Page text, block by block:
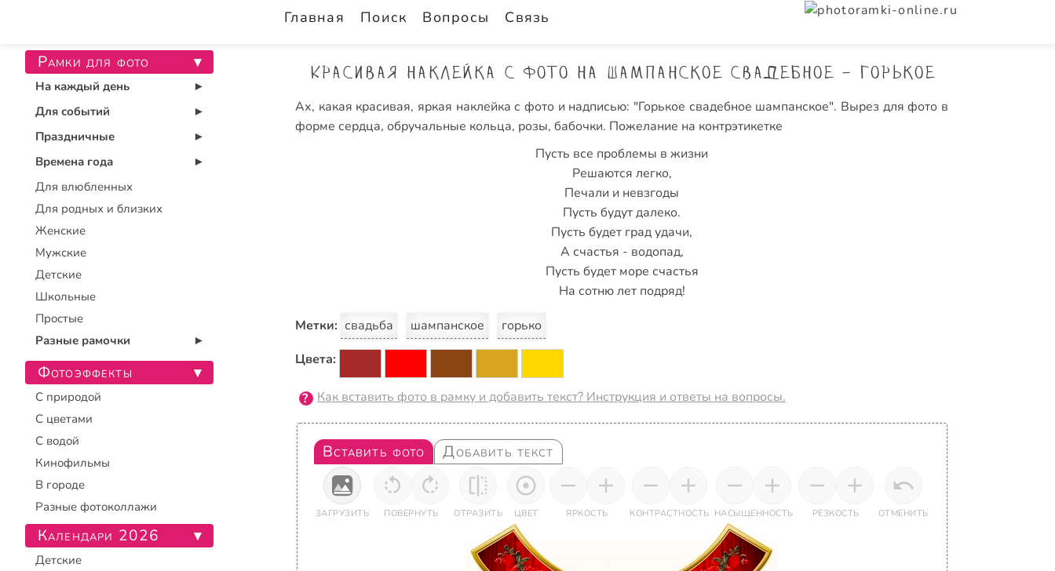
Главная Поиск Вопросы Связь
Красивая наклейка с фото на шампанское свадебное - Горькое
Ах, какая красивая, яркая наклейка с фото и надписью: "Горькое свадебное шампанское". Вырез для фото в
форме сердца, обручальные кольца, розы, бабочки. Пожелание на контрэтикетке
Пусть все проблемы в жизни
Решаются легко,
Печали и невзгоды
Пусть будут далеко.
Пусть будет град удачи,
А счастья - водопад,
Пусть будет море счастья
На сотню лет подряд!
Метки: свадьба шампанское
горько
Цвета:
Как вставить фото в рамку и добавить текст? Инструкция и ответы на вопросы.
Вставить фото Добавить текст
ЗАГРУЗИТЬ ПОВЕРНУТЬ ОТРАЗИТЬ ЦВЕТ ЯРКОСТЬ КОНТРАСТНОСТЬ НАСЫЩЕННОСТЬ РЕЗКОСТЬ ОТМЕНИТЬ
Рамки для фото ▾
На каждый день ▾
Для событий ▾
Праздничные ▾
Времена года ▾
Для влюбленных
Для родных и близких
Женские
Мужские
Детские
Школьные
Простые
Разные рамочки
▾
Фотоэффекты ▾
С природой
С цветами
С водой
Кинофильмы
В городе
Разные фотоколлажи
Календари 2026 ▾
Детские